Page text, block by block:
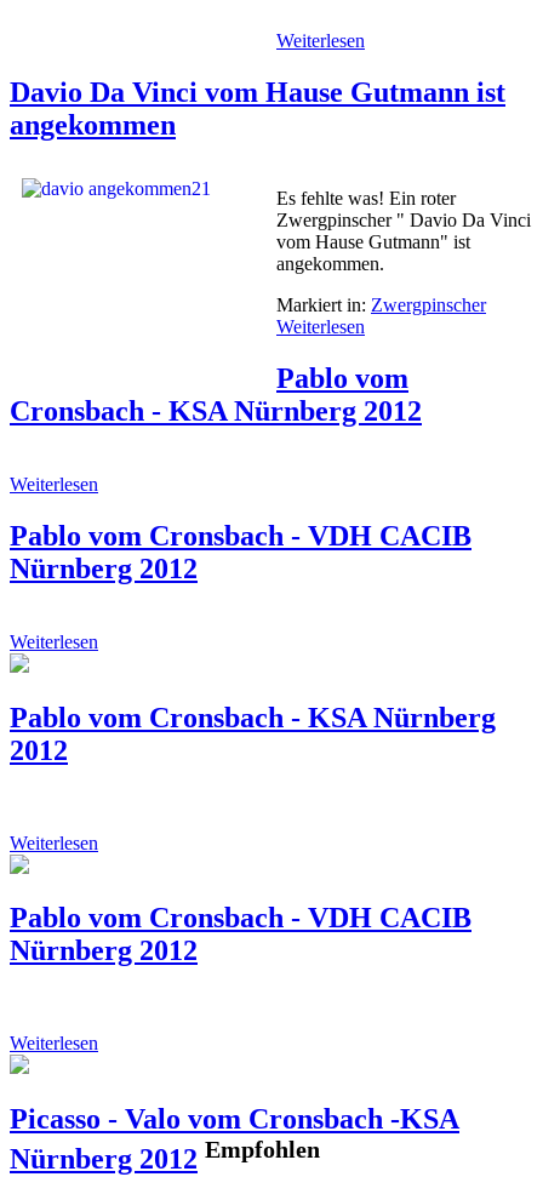
Weiterlesen
Davio Da Vinci vom Hause Gutmann ist
angekommen
Es fehlte was! Ein roter
Zwergpinscher " Davio Da Vinci
vom Hause Gutmann" ist
angekommen.
Markiert in: Zwergpinscher
Weiterlesen
Pablo vom
Cronsbach - KSA Nürnberg 2012
Weiterlesen
Pablo vom Cronsbach - VDH CACIB
Nürnberg 2012
Weiterlesen
Pablo vom Cronsbach - KSA Nürnberg
2012
Weiterlesen
Pablo vom Cronsbach - VDH CACIB
Nürnberg 2012
Weiterlesen
Picasso - Valo vom Cronsbach -KSA
Nürnberg 2012 Empfohlen